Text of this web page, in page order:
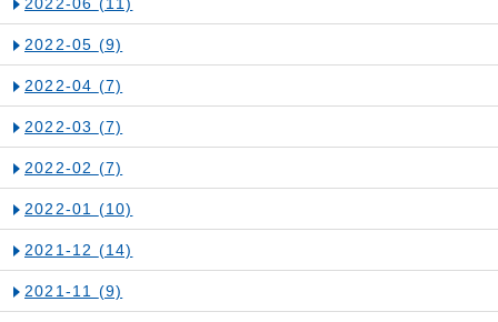
2022-05 (9)
2022-04 (7)
2022-03 (7)
2022-02 (7)
2022-01 (10)
2021-12 (14)
2021-11 (9)